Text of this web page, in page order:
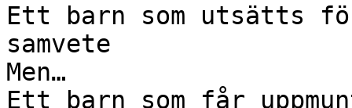
Ett barn som utsätts
samvete
Men…
Ett barn som får